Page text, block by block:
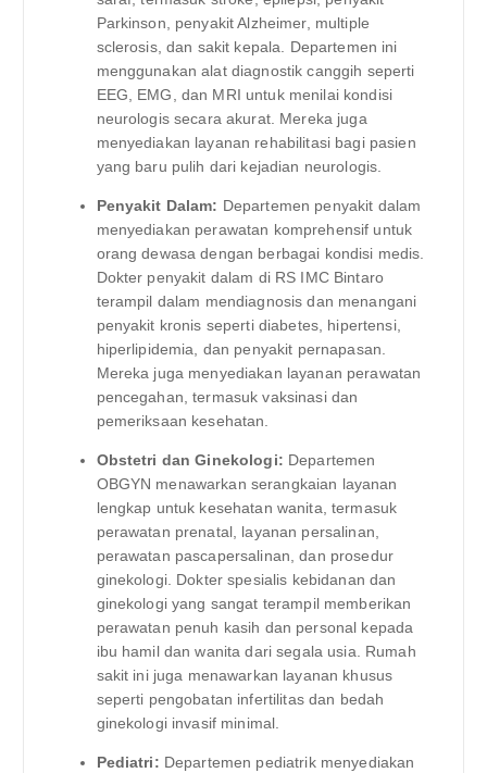
Parkinson, penyakit Alzheimer, multiple
sclerosis, dan sakit kepala. Departemen ini
menggunakan alat diagnostik canggih seperti
EEG, EMG, dan MRI untuk menilai kondisi
neurologis secara akurat. Mereka juga
menyediakan layanan rehabilitasi bagi pasien
yang baru pulih dari kejadian neurologis.
Penyakit Dalam: Departemen penyakit dalam
menyediakan perawatan komprehensif untuk
orang dewasa dengan berbagai kondisi medis.
Dokter penyakit dalam di RS IMC Bintaro
terampil dalam mendiagnosis dan menangani
penyakit kronis seperti diabetes, hipertensi,
hiperlipidemia, dan penyakit pernapasan.
Mereka juga menyediakan layanan perawatan
pencegahan, termasuk vaksinasi dan
pemeriksaan kesehatan.
Obstetri dan Ginekologi: Departemen
OBGYN menawarkan serangkaian layanan
lengkap untuk kesehatan wanita, termasuk
perawatan prenatal, layanan persalinan,
perawatan pascapersalinan, dan prosedur
ginekologi. Dokter spesialis kebidanan dan
ginekologi yang sangat terampil memberikan
perawatan penuh kasih dan personal kepada
ibu hamil dan wanita dari segala usia. Rumah
sakit ini juga menawarkan layanan khusus
seperti pengobatan infertilitas dan bedah
ginekologi invasif minimal.
Pediatri: Departemen pediatrik menyediakan